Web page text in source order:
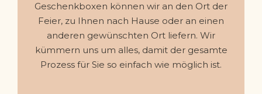
Geschenkboxen können wir an den Ort der
Feier, zu Ihnen nach Hause oder an einen
anderen gewünschten Ort liefern. Wir
kümmern uns um alles, damit der gesamte
Prozess für Sie so einfach wie möglich ist.